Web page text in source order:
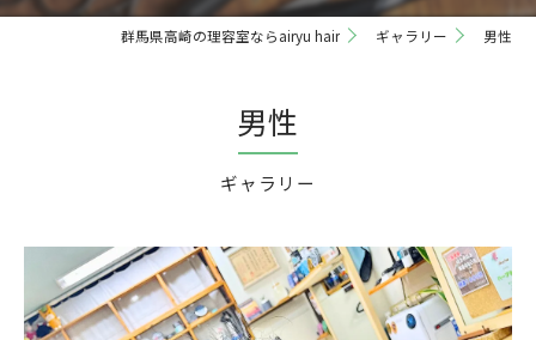
群馬県高崎の理容室ならairyu hair ギャラリー 男性
ギャラリー
男性